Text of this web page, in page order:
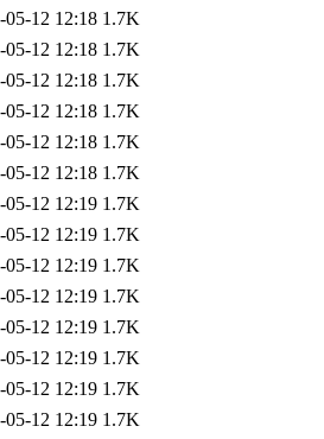
05-12 12:18 1.7K
05-12 12:18 1.7K
05-12 12:18 1.7K
05-12 12:18 1.7K
05-12 12:18 1.7K
05-12 12:18 1.7K
05-12 12:19 1.7K
05-12 12:19 1.7K
05-12 12:19 1.7K
05-12 12:19 1.7K
05-12 12:19 1.7K
05-12 12:19 1.7K
05-12 12:19 1.7K
05-12 12:19 1.7K